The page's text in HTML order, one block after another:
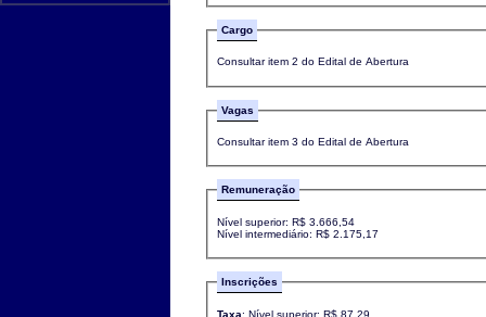
Cargo
Consultar item 2 do Edital de Abertura
Vagas
Consultar item 3 do Edital de Abertura
Remuneração
Nível superior: R$ 3.666,54
Nível intermediário: R$ 2.175,17
Inscrições
Taxa: Nível superior: R$ 87,29